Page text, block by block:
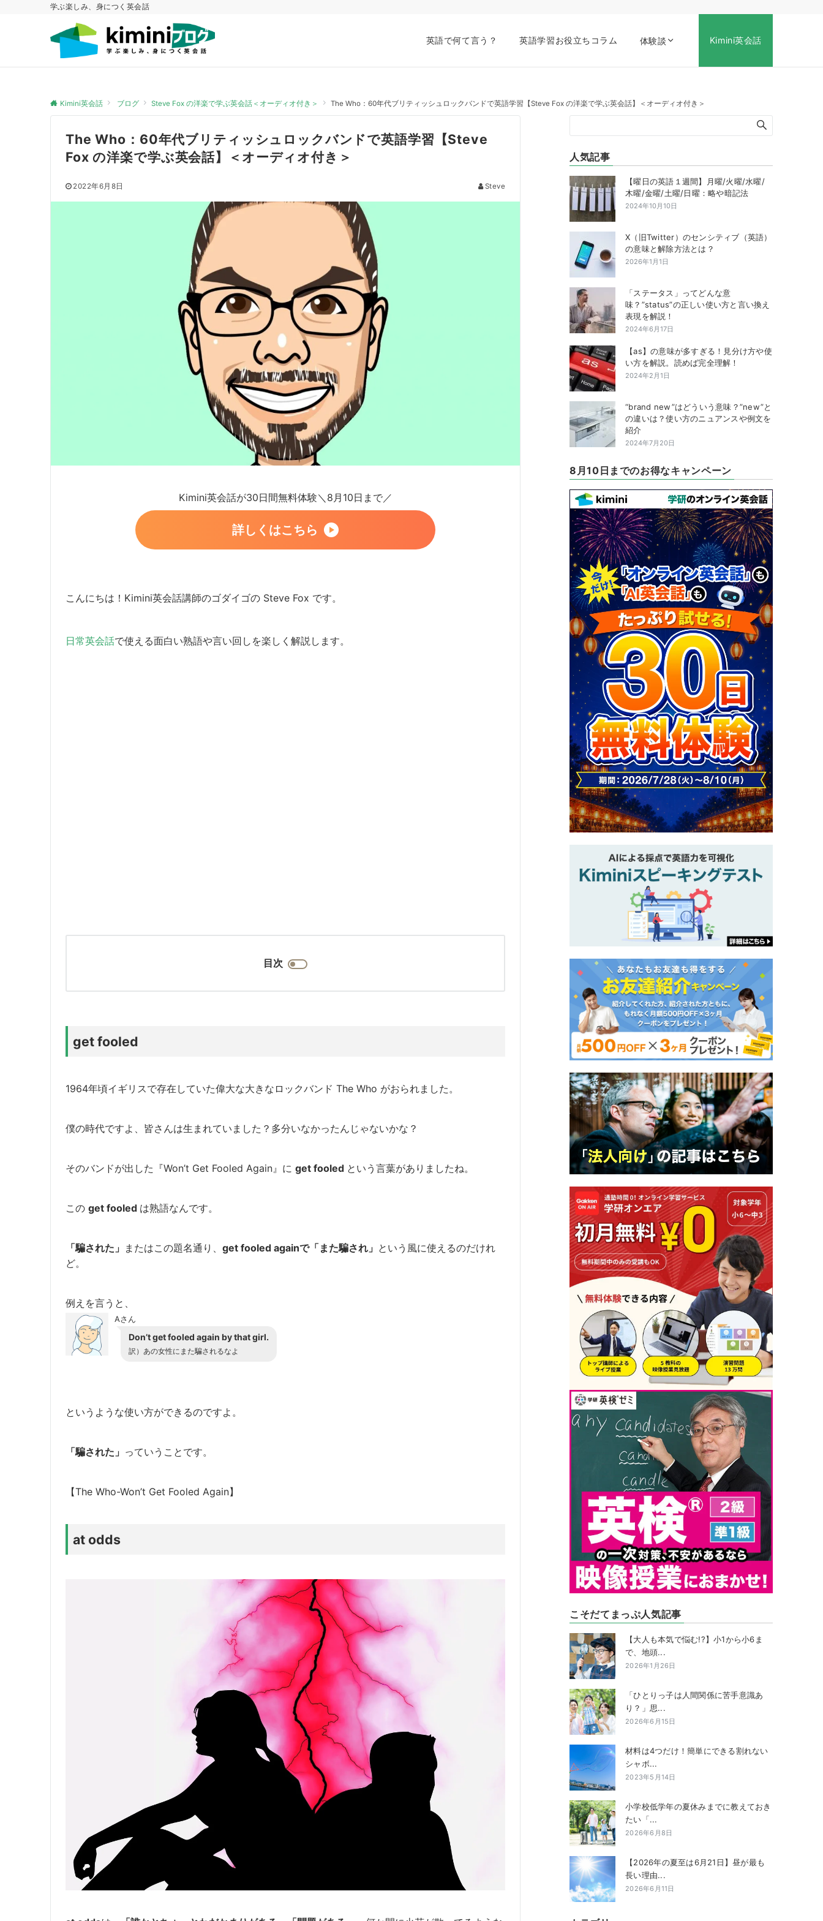
学ぶ楽しみ、身につく英会話
英語で何て言う？ 英語学習お役立ちコラム 体験談 Kimini英会話
Kimini英会話 ブログ Steve Fox の洋楽で学ぶ英会話＜オーディオ付き＞ The Who：60年代ブリティッシュロックバンドで英語学習【Steve Fox の洋楽で学ぶ英会話】＜オーディオ付き＞
The Who：60年代ブリティッシュロックバンドで英語学習【Steve
Fox の洋楽で学ぶ英会話】＜オーディオ付き＞
2022年6月8日 Steve
Kimini英会話が30日間無料体験＼8月10日まで／
詳しくはこちら
こんにちは！Kimini英会話講師のゴダイゴの Steve Fox です。
日常英会話で使える面白い熟語や言い回しを楽しく解説します。
目次
get fooled
1964年頃イギリスで存在していた偉大な大きなロックバンド The Who がおられました。
僕の時代ですよ、皆さんは生まれていました？多分いなかったんじゃないかな？
そのバンドが出した『Won’t Get Fooled Again』に get fooled という言葉がありましたね。
この get fooled は熟語なんです。
「騙された」 またはこの題名通り、 get fooled againで「また騙され」 という風に使えるのだけれ
ど。
例えを言うと、
Aさん
Don’t get fooled again by that girl.
訳）あの女性にまた騙されるなよ
というような使い方ができるのですよ。
「騙された」 っていうことです。
【The Who-Won’t Get Fooled Again】
at odds
人気記事
【曜日の英語１週間】月曜/火曜/水曜/
木曜/金曜/土曜/日曜：略や暗記法
2024年10月10日
X（旧Twitter）のセンシティブ（英語）
の意味と解除方法とは？
2026年1月1日
「ステータス」ってどんな意
味？”status”の正しい使い方と言い換え
表現を解説！
2024年6月17日
【as】の意味が多すぎる！見分け方や使
い方を解説。読めば完全理解！
2024年2月1日
“brand new”はどういう意味？”new”と
の違いは？使い方のニュアンスや例文を
紹介
2024年7月20日
8月10日までのお得なキャンペーン
こそだてまっぷ人気記事
【大人も本気で悩む!?】小1から小6ま
で、地頭...
2026年1月26日
「ひとりっ子は人間関係に苦手意識あ
り？」思...
2026年6月15日
材料は4つだけ！簡単にできる割れない
シャボ...
2023年5月14日
小学校低学年の夏休みまでに教えておき
たい「...
2026年6月8日
【2026年の夏至は6月21日】昼が最も
長い理由...
2026年6月11日